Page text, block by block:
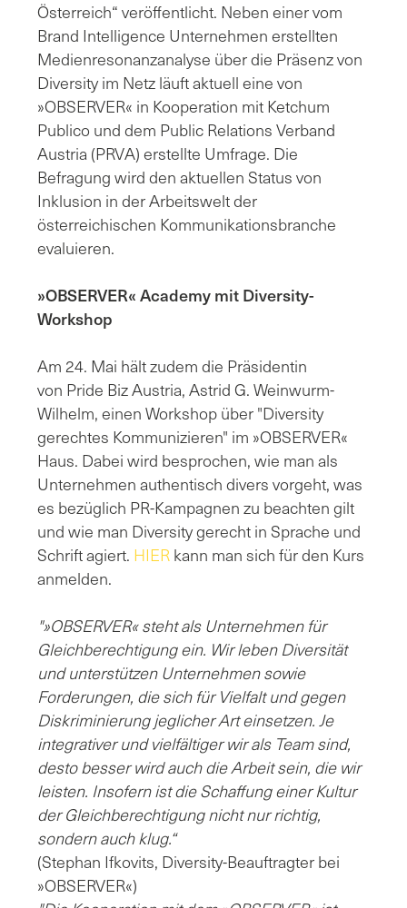
Österreich“ veröffentlicht. Neben einer vom
Brand Intelligence Unternehmen erstellten
Medienresonanzanalyse über die Präsenz von
Diversity im Netz läuft aktuell eine von
»OBSERVER« in Kooperation mit Ketchum
Publico und dem Public Relations Verband
Austria (PRVA) erstellte Umfrage. Die
Befragung wird den aktuellen Status von
Inklusion in der Arbeitswelt der
österreichischen Kommunikationsbranche
evaluieren.
»OBSERVER« Academy mit Diversity-
Workshop
Am 24. Mai hält zudem die Präsidentin
von Pride Biz Austria, Astrid G. Weinwurm-
Wilhelm, einen Workshop über "Diversity
gerechtes Kommunizieren" im »OBSERVER«
Haus. Dabei wird besprochen, wie man als
Unternehmen authentisch divers vorgeht, was
es bezüglich PR-Kampagnen zu beachten gilt
und wie man Diversity gerecht in Sprache und
Schrift agiert. HIERkann man sich für den Kurs
anmelden.
"»OBSERVER« steht als Unternehmen für
Gleichberechtigung ein. Wir leben Diversität
und unterstützen Unternehmen sowie
Forderungen, die sich für Vielfalt und gegen
Diskriminierung jeglicher Art einsetzen. Je
integrativer und vielfältiger wir als Team sind,
desto besser wird auch die Arbeit sein, die wir
leisten. Insofern ist die Schaffung einer Kultur
der Gleichberechtigung nicht nur richtig,
sondern auch klug.“
(Stephan Ifkovits, Diversity-Beauftragter bei
»OBSERVER«)